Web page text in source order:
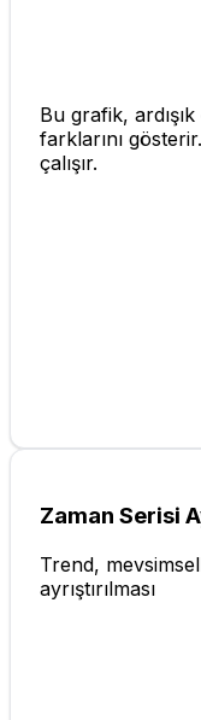
Bu grafik,
farklarını
çalışır.
Zaman Serisi
Trend,
ayrıştırılması